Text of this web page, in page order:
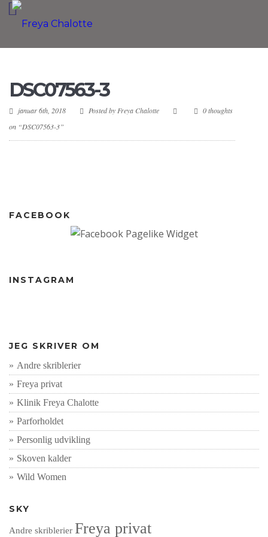
DSC07563-3
januar 6th, 2018 Posted by Freya Chalotte
0 thoughts
on “DSC07563-3”
FACEBOOK
INSTAGRAM
JEG SKRIVER OM
Andre skriblerier
Freya privat
Klinik Freya Chalotte
Parforholdet
Personlig udvikling
Skoven kalder
Wild Women
SKY
Andre skriblerier Freya privat